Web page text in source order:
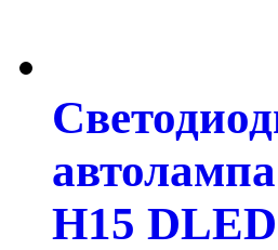
автолампа
H15 DLED